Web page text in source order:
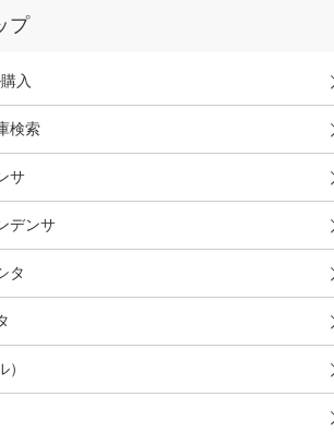
プ
入
検索
サ
デンサ
タ